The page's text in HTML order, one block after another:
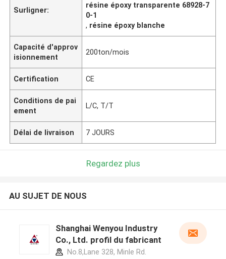
Surligner:
résine époxy transparente 68928-7
0-1
, résine époxy blanche
Capacité d'approv
isionnement
200ton/mois
Certification CE
Conditions de pai
ement
L/C, T/T
Délai de livraison 7 JOURS
Regardez plus
AU SUJET DE NOUS
Shanghai Wenyou Industry
Co., Ltd. profil du fabricant
No.8,Lane 328, Minle Rd.